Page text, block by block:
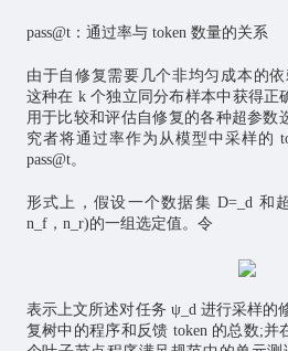
pass@t：通过率与 token 数量的关系
由于自修复需要几个非均匀成本的依
这种在 k 个独立同分布样本中获得正
用于比较和评估自修复的各种超参数
究者将通过率作为从模型中采样的
pass@t。
形式上，假设一个数据集 D=_d 和
n_f，n_r)的一组选定值。令
表示上文所述对任务 ψ_d 进行采样的
复树中的程序和反馈 token 的总数;并